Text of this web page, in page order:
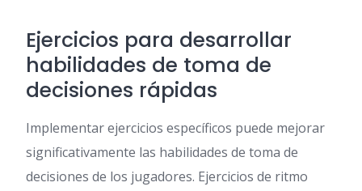
Ejercicios para desarrollar
habilidades de toma de
decisiones rápidas
Implementar ejercicios específicos puede mejorar
significativamente las habilidades de toma de
decisiones de los jugadores. Ejercicios de ritmo